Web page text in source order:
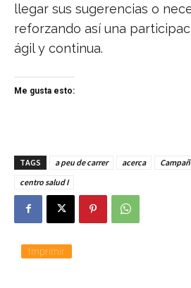
llegar sus sugerencias o
reforzando así una
ágil y continua.
Me gusta esto:
TAGS a peu de carrer acerca
centro salud I
Imprimir